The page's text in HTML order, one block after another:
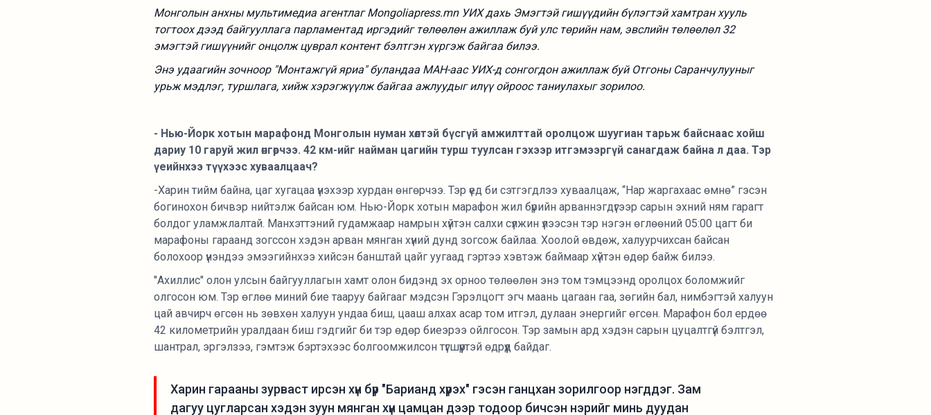
Монголын анхны мультимедиа агентлаг Mongoliapress.mn УИХ дахь Эмэгтэй гишүүдийн бүлэгтэй хамтран хууль
тогтоох дээд байгууллага парламентад иргэдийг төлөөлөн ажиллаж буй улс төрийн нам, эвслийн төлөөлөл 32
эмэгтэй гишүүнийг онцолж цуврал контент бэлтгэн хүргэж байгаа билээ.
Энэ удаагийн зочноор "Монтажгүй яриа" буландаа МАН-аас УИХ-д сонгогдон ажиллаж буй Отгоны Саранчулууныг
урьж мэдлэг, туршлага, хийж хэрэгжүүлж байгаа ажлуудыг илүү ойроос таниулахыг зорилоо.
- Нью-Йорк хотын марафонд Монголын нуман хөлтэй бүсгүй амжилттай оролцож шуугиан тарьж байснаас хойш
дариу 10 гаруй жил өнгөрчээ. 42 км-ийг найман цагийн турш туулсан гэхээр итгэмээргүй санагдаж байна л даа. Тэр
үеийнхээ түүхээс хуваалцаач?
-Харин тийм байна, цаг хугацаа үнэхээр хурдан өнгөрчээ. Тэр үед би сэтгэгдлээ хуваалцаж, “Нар жаргахаас өмнө” гэсэн
богинохон бичвэр нийтэлж байсан юм. Нью-Йорк хотын марафон жил бүрийн арваннэгдүгээр сарын эхний ням гарагт
болдог уламжлалтай. Манхэттэний гудамжаар намрын хүйтэн салхи сүлжин үлээсэн тэр нэгэн өглөөний 05:00 цагт би
марафоны гараанд зогссон хэдэн арван мянган хүний дунд зогсож байлаа. Хоолой өвдөж, халуурчихсан байсан
болохоор үнэндээ эмээгийнхээ хийсэн банштай цайг уугаад гэртээ хэвтэж баймаар хүйтэн өдөр байж билээ.
"Ахиллис" олон улсын байгууллагын хамт олон бидэнд эх орноо төлөөлөн энэ том тэмцээнд оролцох боломжийг
олгосон юм. Тэр өглөө миний бие тааруу байгааг мэдсэн Гэрэлцогт эгч маань цагаан гаа, зөгийн бал, нимбэгтэй халуун
цай авчирч өгсөн нь зөвхөн халуун ундаа биш, цааш алхах асар том итгэл, дулаан энергийг өгсөн. Марафон бол ердөө
42 километрийн уралдаан биш гэдгийг би тэр өдөр биеэрээ ойлгосон. Тэр замын ард хэдэн сарын цуцалтгүй бэлтгэл,
шантрал, эргэлзээ, гэмтэж бэртэхээс болгоомжилсон түгшүүртэй өдрүүд байдаг.
Харин гарааны зурваст ирсэн хүн бүр "Барианд хүрэх" гэсэн ганцхан зорилгоор нэгддэг. Зам
дагуу цугларсан хэдэн зуун мянган хүн цамцан дээр тодоор бичсэн нэрийг минь дуудан